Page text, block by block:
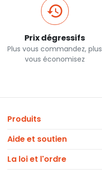
Prix dégressifs
Plus vous commandez, plus
vous économisez
Produits
Aide et soutien
La loi et l'ordre